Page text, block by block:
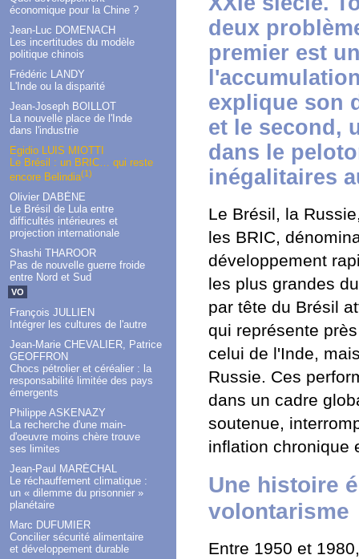
économique pour la Chine ?
Jean-Luc DOMENACH
Les incertitudes du modèle
politique chinois
Frédéric LANDY
L'Inde ou la disparité
Jean-Joseph BOILLOT
La nouvelle place de l'Inde
dans l'industrie
Egidio LUIS MIOTTI
Le Brésil : un BRIC… qui reste
encore Belindia(1)
Olivier DABÈNE
Le Brésil de Lula entre
difficultés intérieures et
projection internationale
Shashi THAROOR
Pas de nouvelle guerre froide
entre Nord et Sud
VO
François JULLIEN
Intégrer les cultures de l'autre
Jean-Marie CHEVALIER, Patrice
GEOFFRON
Chocs pétrolier et céréalier : la
responsabilité limitée des pays
émergents
Philippe ASKENAZY
La recherche d'une main-
d'oeuvre moins chère trouve
ses limites
Jean-Paul MARÉCHAL
Le réchauffement climatique :
un « dilemme du prisonnier »
planétaire
Marc DUFUMIER
Concilier sécurité alimentaire
et développement durable
deux
premier est
explique son
et le second,
dans le
inégalitaires
Le Brésil, la
les BRIC,
développement
les plus grandes
par tête du Brésil
qui représente
celui de l'Inde,
Russie. Ces
dans un cadre
soutenue,
inflation chronique
Une histoire
volontarisme
Entre 1950 et